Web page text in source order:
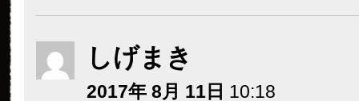
しげまき
2017年 8月 11日 10:18